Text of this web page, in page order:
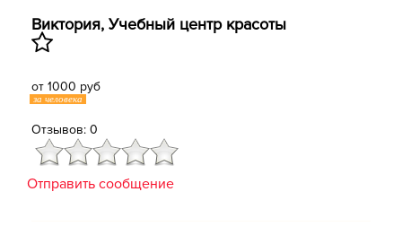
Виктория, ​Учебный центр красоты
от 1000 руб
за человека
Отзывов: 0
Отправить сообщение